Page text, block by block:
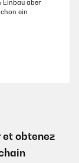
Einbau aber
ein
et obtenez